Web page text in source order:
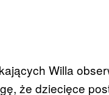
Willa
że dziecięce